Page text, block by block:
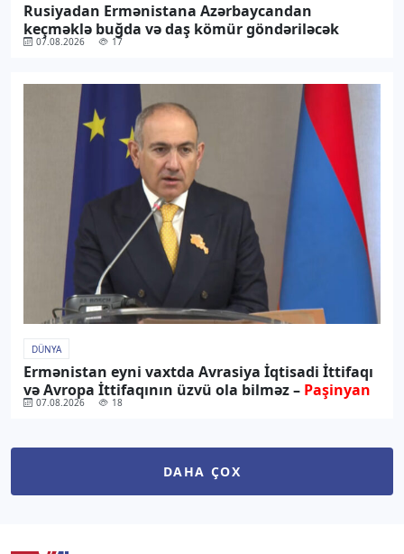
Rusiyadan Ermənistana Azərbaycandan
keçməklə buğda və daş kömür göndəriləcək
07.08.2026 17
DÜNYA
Ermənistan eyni vaxtda Avrasiya İqtisadi İttifaqı
və Avropa İttifaqının üzvü ola bilməz – Paşinyan
07.08.2026 18
DAHA ÇOX